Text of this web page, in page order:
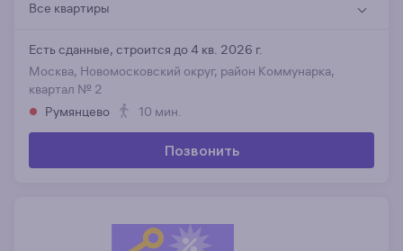
Все квартиры
Есть сданные, строится до 4 кв. 2026 г.
Москва, Новомосковский округ, район Коммунарка,
квартал № 2
Румянцево
10 мин.
Позвонить